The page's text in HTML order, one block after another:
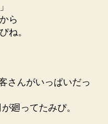
ら
ね。
さんがいっぱいだっ
ってたみぴ。